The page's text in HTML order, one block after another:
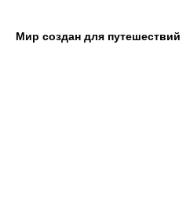
Мир создан для путешествий